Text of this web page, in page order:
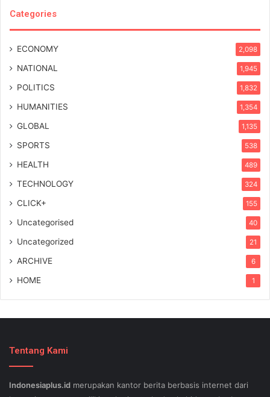
Categories
ECONOMY 2,098
NATIONAL 1,945
POLITICS 1,832
HUMANITIES 1,354
GLOBAL 1,135
SPORTS 538
HEALTH 489
TECHNOLOGY 324
CLICK+ 155
Uncategorised 40
Uncategorized 21
ARCHIVE 6
HOME 1
Tentang Kami
Indonesiaplus.id merupakan kantor berita berbasis internet dari